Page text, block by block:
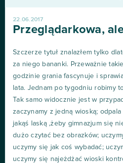
22.06.2017
Przeglądarkowa,
Szczerze tytuł znalazłem tylko
za niego bananki. Przeważnie
godzinie grania fascynuje i
lata. Jednam po tygodniu robimy
Tak samo widocznie jest w
zaczynamy z jedną wioską;
jakąś laską ,żeby gimnazjum się
dużo czytać bez obrazków;
uczymy się jak coś wybadać;
uczymy się najeżdżać wioski